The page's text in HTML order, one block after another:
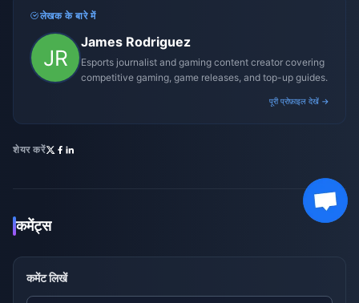
लेखक के बारे में
James Rodriguez
Esports journalist and gaming content creator covering
competitive gaming, game releases, and top-up guides.
पूरी प्रोफ़ाइल देखें →
शेयर करें
कमेंट्स
कमेंट लिखें